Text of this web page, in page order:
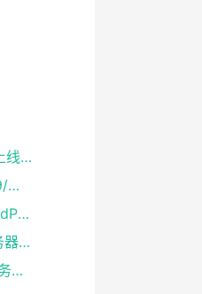
香港云服务器搭建外贸网站教程：从配置到上线全流程
美国服务器迎世界杯大促：1.99/月VPS+1.99/月VPS+9.9/年主机，高清看球不卡顿！
3月-RakSmart上线应用中心：一键部署WordPress、宝塔、MySQL等，让上云真正“开箱即用”
RAKSmart 2026 开年特惠来袭！VPS / 服务器限时秒杀，福利享不停
🔥Raksmart 官方 APP 上线！手机管海外服务器，重启 / 续费 / 工单一键搞定